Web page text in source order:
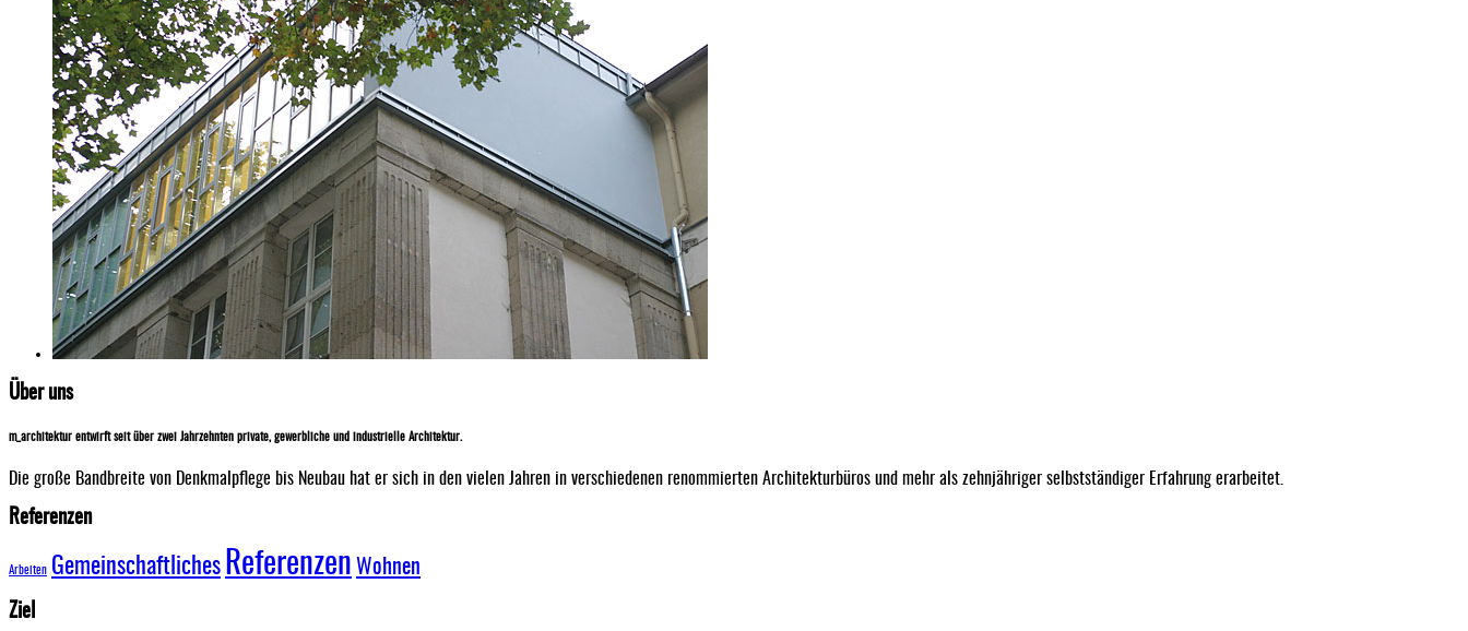
Über uns
m_architektur entwirft seit über zwei Jahrzehnten private, gewerbliche und industrielle Architektur.
Die große Bandbreite von Denkmalpflege bis Neubau hat er sich in den vielen Jahren in verschiedenen renommierten Architekturbüros und mehr als zehnjähriger selbstständiger Erfahrung erarbeitet.
Referenzen
Arbeiten Gemeinschaftliches Referenzen Wohnen
Ziel